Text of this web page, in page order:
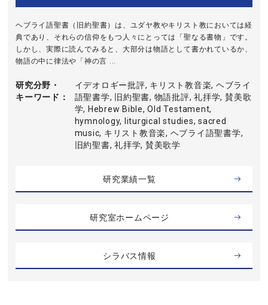
ヘブライ語聖書（旧約聖書）は、ユダヤ教やキリスト教においては経
典であり、それらの信仰をもつ人々にとっては「聖なる書物」です。
しかし、実際に読んでみると、大部分は物語として書かれているか、
物語の中に律法や「神の言 ...
研究分野・
キーワード
イデオロギー批評, キリスト教音楽, ヘブライ
語聖書学, 旧約聖書, 物語批評, 礼拝学, 賛美歌
学, Hebrew Bible, Old Testament,
hymnology, liturgical studies, sacred
music, キリスト教音楽, ヘブライ語聖書学,
旧約聖書, 礼拝学, 賛美歌学
研究業績一覧
研究室ホームページ
シラバス情報